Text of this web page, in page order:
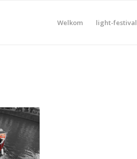
Welkom light-festival